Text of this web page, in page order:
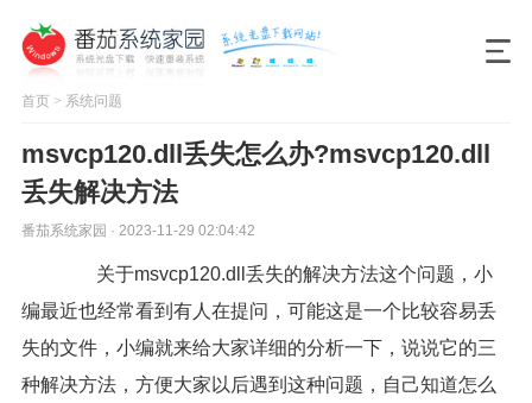
首页> 系统问题
msvcp120.dll丢失怎么办?msvcp120.dll
丢失解决方法
番茄系统家园 · 2023-11-29 02:04:42
关于msvcp120.dll丢失的解决方法这个问题，小
编最近也经常看到有人在提问，可能这是一个比较容易丢
失的文件，小编就来给大家详细的分析一下，说说它的三
种解决方法，方便大家以后遇到这种问题，自己知道怎么